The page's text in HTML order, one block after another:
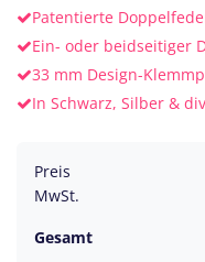
Patentierte
Ein- oder beidseitiger
33 mm Design-
In Schwarz, Silber &
Preis
MwSt.
Gesamt